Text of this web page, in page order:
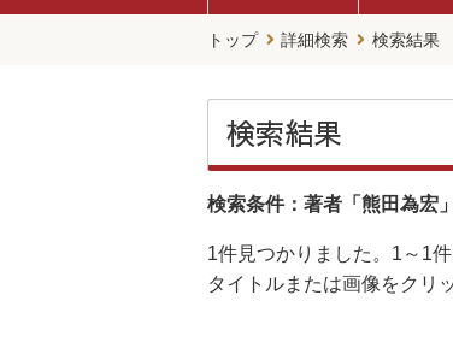
トップ 詳細検索 検索結果
検索結果
検索条件：著者「熊田為宏
1件見つかりました。 1～1件
タイトルまたは画像をクリ